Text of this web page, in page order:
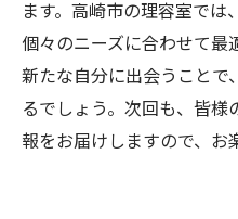
ます。高崎市の理容室で
個々のニーズに合わせて最
新たな自分に出会うことで
るでしょう。次回も、皆
報をお届けしますので、お